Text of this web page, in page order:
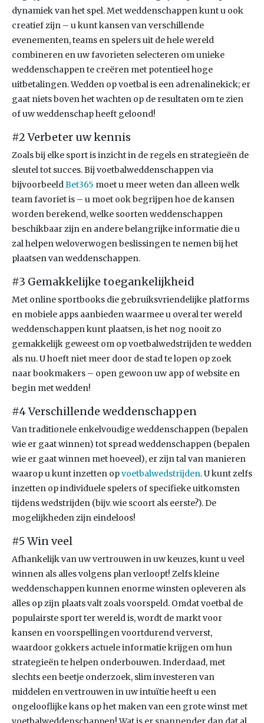
dynamiek van het spel. Met weddenschappen kunt u ook
creatief zijn – u kunt kansen van verschillende
evenementen, teams en spelers uit de hele wereld
combineren en uw favorieten selecteren om unieke
weddenschappen te creëren met potentieel hoge
uitbetalingen. Wedden op voetbal is een adrenalinekick; er
gaat niets boven het wachten op de resultaten om te zien
of uw weddenschap heeft geloond!
#2 Verbeter uw kennis
Zoals bij elke sport is inzicht in de regels en strategieën de
sleutel tot succes. Bij voetbalweddenschappen via
bijvoorbeeldBet365 moet u meer weten dan alleen welk
team favoriet is – u moet ook begrijpen hoe de kansen
worden berekend, welke soorten weddenschappen
beschikbaar zijn en andere belangrijke informatie die u
zal helpen weloverwogen beslissingen te nemen bij het
plaatsen van weddenschappen.
#3 Gemakkelijke toegankelijkheid
Met online sportbooks die gebruiksvriendelijke platforms
en mobiele apps aanbieden waarmee u overal ter wereld
weddenschappen kunt plaatsen, is het nog nooit zo
gemakkelijk geweest om op voetbalwedstrijden te wedden
als nu. U hoeft niet meer door de stad te lopen op zoek
naar bookmakers – open gewoon uw app of website en
begin met wedden!
#4 Verschillende weddenschappen
Van traditionele enkelvoudige weddenschappen (bepalen
wie er gaat winnen) tot spread weddenschappen (bepalen
wie er gaat winnen met hoeveel), er zijn tal van manieren
waarop u kunt inzetten opvoetbalwedstrijden. U kunt zelfs
inzetten op individuele spelers of specifieke uitkomsten
tijdens wedstrijden (bijv. wie scoort als eerste?). De
mogelijkheden zijn eindeloos!
#5 Win veel
Afhankelijk van uw vertrouwen in uw keuzes, kunt u veel
winnen als alles volgens plan verloopt! Zelfs kleine
weddenschappen kunnen enorme winsten opleveren als
alles op zijn plaats valt zoals voorspeld. Omdat voetbal de
populairste sport ter wereld is, wordt de markt voor
kansen en voorspellingen voortdurend ververst,
waardoor gokkers actuele informatie krijgen om hun
strategieën te helpen onderbouwen. Inderdaad, met
slechts een beetje onderzoek, slim investeren van
middelen en vertrouwen in uw intuïtie heeft u een
ongelooflijke kans op het maken van een grote winst met